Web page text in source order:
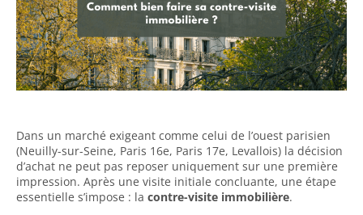
Dans un marché exigeant comme celui de l’ouest parisien
(Neuilly-sur-Seine, Paris 16e, Paris 17e, Levallois) la décision
d’achat ne peut pas reposer uniquement sur une première
impression. Après une visite initiale concluante, une étape
essentielle s’impose : la contre-visite immobilière.